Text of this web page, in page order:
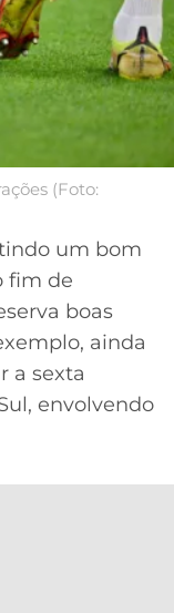
(Foto:
um bom
fim de
boas
ainda
a sexta
envolvendo